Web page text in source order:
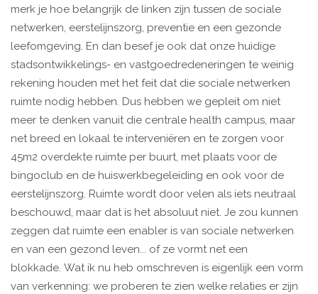
merk je hoe belangrijk de linken zijn tussen de sociale
netwerken, eerstelijnszorg, preventie en een gezonde
leefomgeving. En dan besef je ook dat onze huidige
stadsontwikkelings- en vastgoedredeneringen te weinig
rekening houden met het feit dat die sociale netwerken
ruimte nodig hebben. Dus hebben we gepleit om niet
meer te denken vanuit die centrale health campus, maar
net breed en lokaal te interveniëren en te zorgen voor
45m2 overdekte ruimte per buurt, met plaats voor de
bingoclub en de huiswerkbegeleiding en ook voor de
eerstelijnszorg. Ruimte wordt door velen als iets neutraal
beschouwd, maar dat is het absoluut niet. Je zou kunnen
zeggen dat ruimte een enabler is van sociale netwerken
en van een gezond leven... of ze vormt net een
blokkade. Wat ik nu heb omschreven is eigenlijk een vorm
van verkenning: we proberen te zien welke relaties er zijn